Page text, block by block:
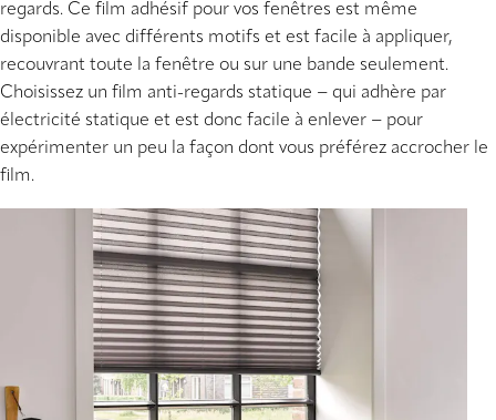
regards. Ce film adhésif pour vos fenêtres est même
disponible avec différents motifs et est facile à appliquer,
recouvrant toute la fenêtre ou sur une bande seulement.
Choisissez un film anti-regards statique − qui adhère par
électricité statique et est donc facile à enlever − pour
expérimenter un peu la façon dont vous préférez accrocher le
film.